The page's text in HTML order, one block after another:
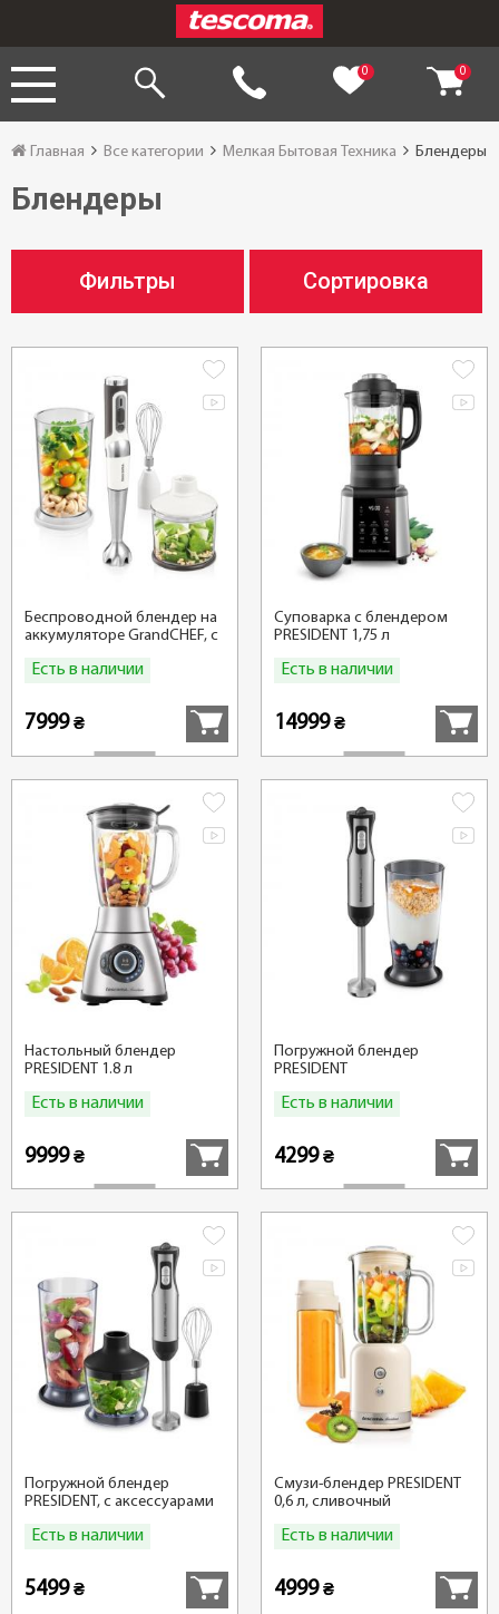
0 0
Главная Все категории Мелкая Бытовая Техника Блендеры
Блендеры
Фильтры Сортировка
Беспроводной блендер на
аккумуляторе GrandCHEF, с
Есть в наличии
7999₴
Суповарка с блендером
PRESIDENT 1,75 л
Есть в наличии
14999₴
Настольный блендер
PRESIDENT 1.8 л
Есть в наличии
9999₴
Погружной блендер
PRESIDENT
Есть в наличии
4299₴
Погружной блендер
PRESIDENT, с аксессуарами
Есть в наличии
5499₴
Смузи-блендер PRESIDENT
0,6 л, сливочный
Есть в наличии
4999₴